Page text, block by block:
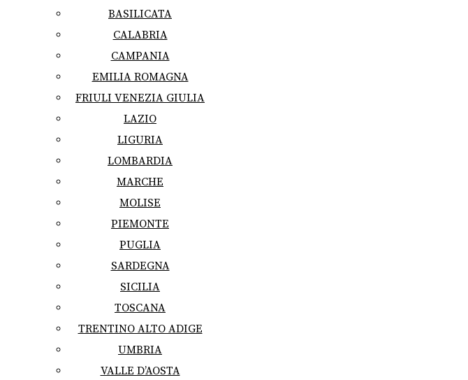
BASILICATA
CALABRIA
CAMPANIA
EMILIA ROMAGNA
FRIULI VENEZIA GIULIA
LAZIO
LIGURIA
LOMBARDIA
MARCHE
MOLISE
PIEMONTE
PUGLIA
SARDEGNA
SICILIA
TOSCANA
TRENTINO ALTO ADIGE
UMBRIA
VALLE D’AOSTA